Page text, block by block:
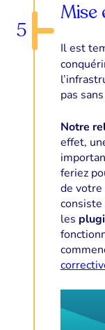
5
Mise
Il est
pas
Notre
effet,
feriez
de
les